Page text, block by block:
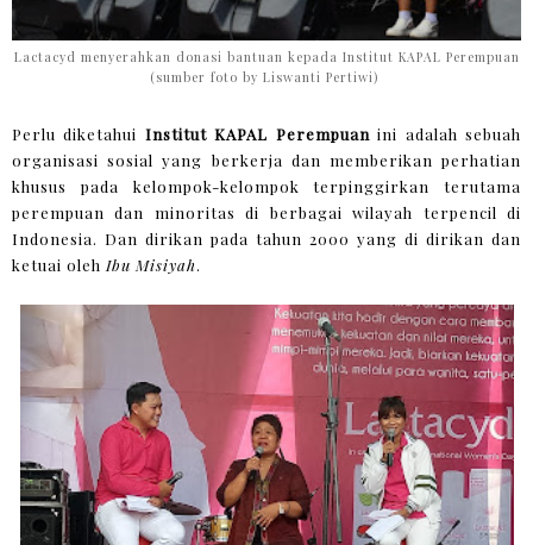
Lactacyd menyerahkan donasi bantuan kepada Institut KAPAL Perempuan
(sumber foto by Liswanti Pertiwi)
Perlu diketahui Institut KAPAL Perempuanini adalah sebuah
organisasi sosial yang berkerja dan memberikan perhatian
khusus pada kelompok-kelompok terpinggirkan terutama
perempuan dan minoritas di berbagai wilayah terpencil di
Indonesia. Dan dirikan pada tahun 2000 yang di dirikan dan
ketuai olehIbu Misiyah.